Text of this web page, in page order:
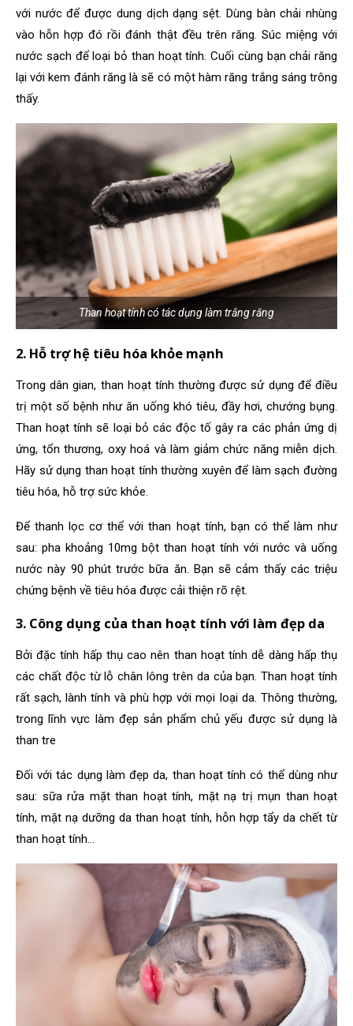
với nước để được dung dịch dạng sệt. Dùng bàn chải nhùng
vào hỗn hợp đó rồi đánh thật đều trên răng. Súc miệng với
nước sạch để loại bỏ than hoạt tính. Cuối cùng bạn chải răng
lại với kem đánh răng là sẽ có một hàm răng trắng sáng trông
thấy.
Than hoạt tính có tác dụng làm trắng răng
2. Hỗ trợ hệ tiêu hóa khỏe mạnh
Trong dân gian, than hoạt tính thường được sử dụng để điều
trị một số bệnh như ăn uống khó tiêu, đầy hơi, chướng bụng.
Than hoạt tính sẽ loại bỏ các độctố gây ra các phản ứng dị
ứng, tổn thương, oxy hoá và làm giảm chức năng miễn dịch.
Hãy sử dụng than hoạt tính thường xuyên để làm sạch đường
tiêu hóa, hỗ trợ sức khỏe.
Để thanh lọc cơ thể với than hoạt tính, bạn có thể làm như
sau: pha khoảng 10mg bột than hoạt tính với nước và uống
nước này 90 phút trước bữa ăn. Bạn sẽ cảm thấy các triệu
chứng bệnh về tiêu hóa được cải thiện rõ rệt.
3. Công dụng của than hoạt tính với làm đẹp da
Bởi đặc tính hấp thụ cao nên than hoạt tính dễ dàng hấp thụ
các chất độc từ lỗ chân lông trên da của bạn. Than hoạt tính
rất sạch, lành tính và phù hợp với mọi loại da. Thông thường,
trong lĩnh vực làm đẹp sản phẩm chủ yếu được sử dụng là
than tre
Đối với tác dụng làm đẹp da, than hoạt tính có thể dùng như
sau: sữa rửa mặt than hoạt tính, mặt nạ trị mụn than hoạt
tính, mặt nạ dưỡng da than hoạt tính, hỗn hợp tẩy da chết từ
than hoạt tính…